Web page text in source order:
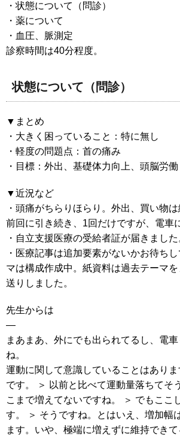
・状態について（問診）
・薬について
・血圧、脈測定
診察時間は40分程度。
状態について（問診）
▼まとめ
・大きく困っていること：特に無し
・軽度の問題点：首の痛み
・目標：外出、基礎体力向上、頭脳労働
▼近況など
・頭痛がちらりほらり。外出、買い物は
前回に引き続き、1回だけですが、電車
・自立支援医療の受給者証が届きました
・医療記事は追加要素がないかお待ち
マは構成作成中。紙資料は過去テーマ
送りしました。
先生からは
—
まあまあ、外にでも出られてるし、電
ね。
運動に関して意識していることはあり
です。 ＞ 以前と比べて運動量落ちてそ
こまで増えてないですね。 ＞ でもここ
す。 ＞ そうですね。とはいえ、増加幅
ます。いや、極端に増えずに維持でき